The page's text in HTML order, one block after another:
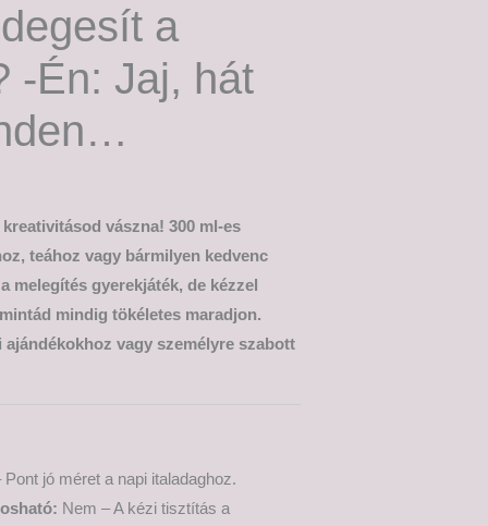
a
-Én: Jaj, hát
vászna! 300 ml-es
teához vagy bármilyen kedvenc
melegítés gyerekjáték, de kézzel
mindig tökéletes maradjon.
ajándékokhoz vagy személyre szabott
jó méret a napi italadaghoz.
Nem – A kézi tisztítás a